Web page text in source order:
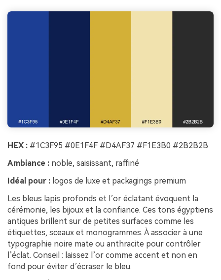
HEX : #1C3F95 #0E1F4F #D4AF37 #F1E3B0 #2B2B2B
Ambiance : noble, saisissant, raffiné
Idéal pour : logos de luxe et packagings premium
Les bleus lapis profonds et l’or éclatant évoquent la
cérémonie, les bijoux et la confiance. Ces tons égyptiens
antiques brillent sur de petites surfaces comme les
étiquettes, sceaux et monogrammes. À associer à une
typographie noire mate ou anthracite pour contrôler
l’éclat. Conseil : laissez l’or comme accent et non en
fond pour éviter d’écraser le bleu.